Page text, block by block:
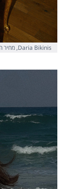
Daria Bikinis, מחיר הסט: 739 שקלים (צילום: לי אגמון)